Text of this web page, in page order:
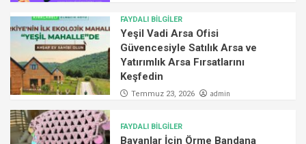
FAYDALI BİLGİLER
Yeşil Vadi Arsa Ofisi
Güvencesiyle Satılık Arsa ve
Yatırımlık Arsa Fırsatlarını
Keşfedin
Temmuz 23, 2026 admin
FAYDALI BİLGİLER
Bayanlar İçin Örme Bandana